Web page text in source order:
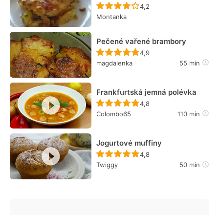
Recept ještě nebyl
4,2
Montanka
Pečené vařené brambory
Recept ještě nebyl
4,9
magdalenka
55 min
Frankfurtská jemná polévka
Recept ještě nebyl
4,8
Colombo65
110 min
Jogurtové muffiny
Recept ještě nebyl
4,8
Twiggy
50 min